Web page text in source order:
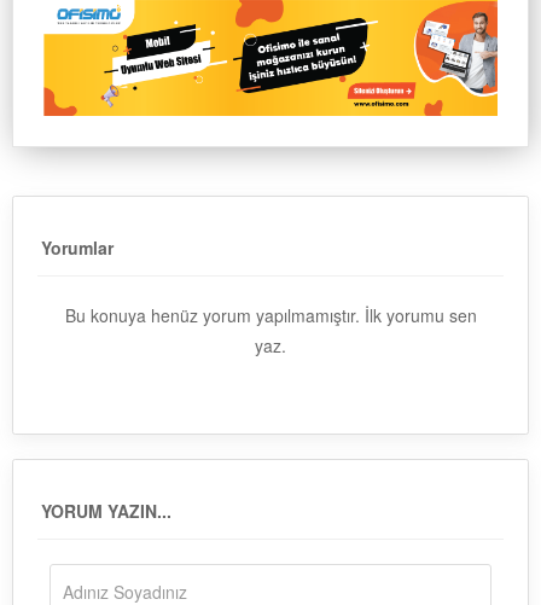
Yorumlar
Bu konuya henüz yorum yapılmamıştır. İlk yorumu sen
yaz.
YORUM YAZIN...